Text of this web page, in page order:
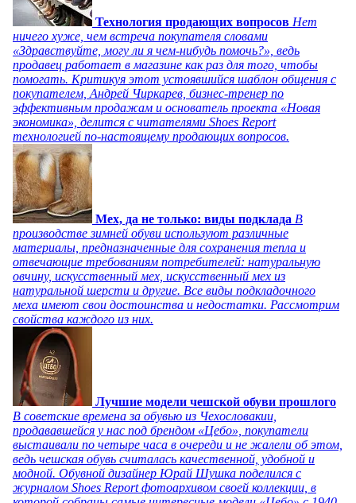
Технология продающих вопросов Нет
ничего хуже, чем встреча покупателя словами
«Здравствуйте, могу ли я чем-нибудь помочь?», ведь
продавец работает в магазине как раз для того, чтобы
помогать. Критикуя этот устоявшийся шаблон общения с
покупателем, Андрей Чиркарев, бизнес-тренер по
эффективным продажам и основатель проекта «Новая
экономика», делится с читателями Shoes Report
технологией по-настоящему продающих вопросов.
Мех, да не только: виды подклада В
производстве зимней обуви используют различные
материалы, предназначенные для сохранения тепла и
отвечающие требованиям потребителей: натуральную
овчину, искусственный мех, искусственный мех из
натуральной шерсти и другие. Все виды подкладочного
меха имеют свои достоинства и недостатки. Рассмотрим
свойства каждого из них.
Лучшие модели чешской обуви прошлого
В советские времена за обувью из Чехословакии,
продававшейся у нас под брендом «Цебо», покупатели
выстаивали по четыре часа в очереди и не жалели об этом,
ведь чешская обувь считалась качественной, удобной и
модной. Обувной дизайнер Юрай Шушка поделился с
журналом Shoes Report фотоархивом своей коллекции, в